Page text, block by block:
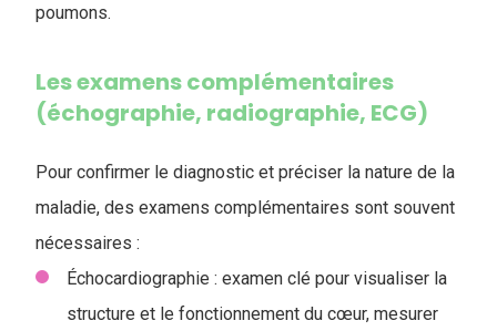
poumons.
Les examens complémentaires
(échographie, radiographie, ECG)
Pour confirmer le diagnostic et préciser la nature de la
maladie, des examens complémentaires sont souvent
nécessaires :
Échocardiographie : examen clé pour visualiser la
structure et le fonctionnement du cœur, mesurer